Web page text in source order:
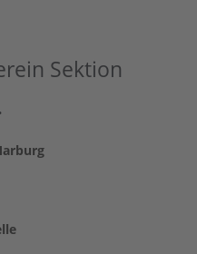
Sektion